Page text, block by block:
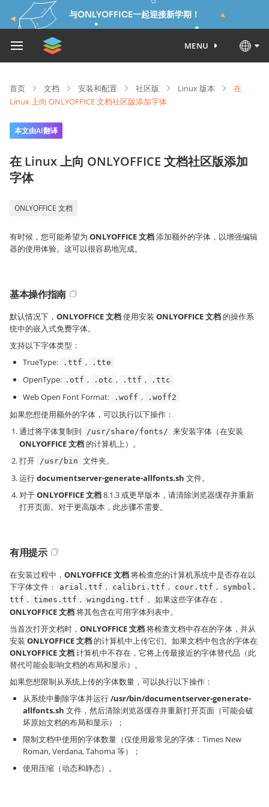
与ONLYOFFICE一起迎接新学期！
MENU
首页 文档 安装和配置 社区版 Linux 版本
在
Linux 上向 ONLYOFFICE 文档社区版添加字体
本文由AI翻译
在 Linux 上向 ONLYOFFICE 文档社区版添加
字体
ONLYOFFICE 文档
有时候，您可能希望为 ONLYOFFICE 文档添加额外的字体，以增强编辑
器的使用体验。这可以很容易地完成。
基本操作指南
默认情况下， ONLYOFFICE 文档使用安装 ONLYOFFICE 文档 的操作系
统中的嵌入式免费字体。
支持以下字体类型：
TrueType:
.ttf , .tte
OpenType: .otf , .otc , .ttf , .ttc
Web Open Font Format: .woff , .woff2
如果您想使用额外的字体，可以执行以下操作：
通过将字体复制到
/usr/share/fonts/ 来安装字体（在安装
ONLYOFFICE 文档 的计算机上）。
打开 /usr/bin 文件夹。
运行documentserver-generate-allfonts.sh 文件。
对于ONLYOFFICE 文档8.1.3 或更早版本，请清除浏览器缓存并重新
打开页面。对于更高版本，此步骤不需要。
有用提示
在安装过程中， ONLYOFFICE 文档将检查您的计算机系统中是否存在以
下字体文件：
arial.ttf , calibri.ttf , cour.ttf , symbol.
ttf , times.ttf , wingding.ttf 。如果这些字体存在，
ONLYOFFICE 文档将其包含在可用字体列表中。
当首次打开文档时， ONLYOFFICE 文档将检查文档中存在的字体，并从
安装 ONLYOFFICE 文档 的计算机中上传它们。如果文档中包含的字体在
ONLYOFFICE 文档计算机中不存在，它将上传最接近的字体替代品（此
替代可能会影响文档的布局和显示）。
如果您想限制从系统上传的字体数量，可以执行以下操作：
从系统中删除字体并运行/usr/bin/documentserver-generate-
allfonts.sh 文件，然后清除浏览器缓存并重新打开页面（可能会破
坏原始文档的布局和显示）；
限制文档中使用的字体数量（仅使用最常见的字体：Times New
Roman, Verdana, Tahoma 等）；
使用压缩（动态和静态）。